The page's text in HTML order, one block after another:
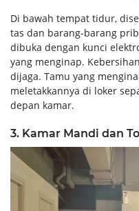
Di bawah tempat tidur,
tas dan barang-barang
dibuka dengan kunci
yang menginap.
dijaga. Tamu yang
meletakkannya di loker
depan kamar.
3. Kamar Mandi dan